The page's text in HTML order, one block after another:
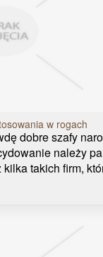
w rogach
dobre szafy
należy
takich firm,